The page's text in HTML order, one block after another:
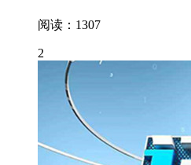
阅读：1307
2